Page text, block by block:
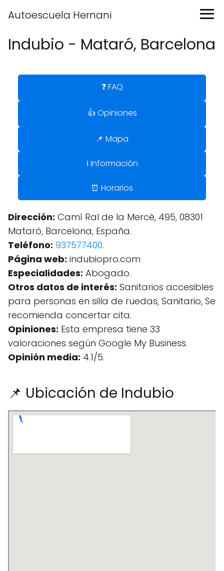
Autoescuela Hernani
Indubio - Mataró, Barcelona
❓ FAQ
👍 Opiniones
📌 Mapa
ℹ️ Información
⏰ Horarios
Dirección: Camí Ral de la Mercè, 495, 08301
Mataró, Barcelona, España.
Teléfono: 937577400.
Página web: indubiopro.com
Especialidades: Abogado.
Otros datos de interés: Sanitarios accesibles
para personas en silla de ruedas, Sanitario, Se
recomienda concertar cita.
Opiniones: Esta empresa tiene 33
valoraciones según Google My Business.
Opinión media: 4.1/5.
📌 Ubicación de Indubio